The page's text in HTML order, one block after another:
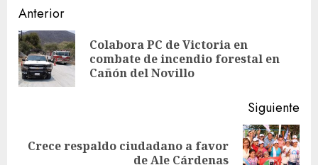
Sigue
leyendo
Anterior
Colabora PC de Victoria en
combate de incendio forestal en
Cañón del Novillo
Siguiente
Siguiente
Crece respaldo ciudadano a favor
de Ale Cárdenas